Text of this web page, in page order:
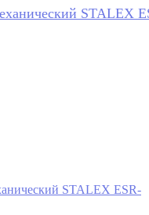
STALEX